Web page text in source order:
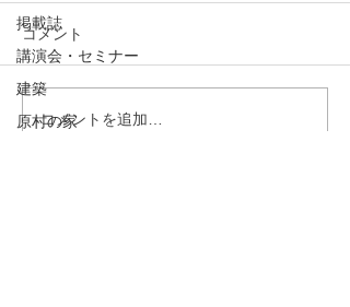
掲載誌
講演会・セミナー
建築
原村の家
コメント
コメントを追加…